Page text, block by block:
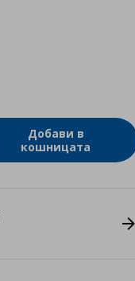
Добави в
кошницата